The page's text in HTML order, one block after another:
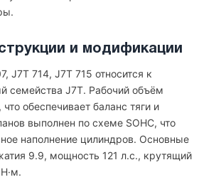
и модификации
J7T 714, J7T 715 относится к
семейства J7T. Рабочий объём
обеспечивает баланс тяги и
выполнен по схеме SOHC, что
наполнение цилиндров. Основные
9.9, мощность 121 л.с., крутящий